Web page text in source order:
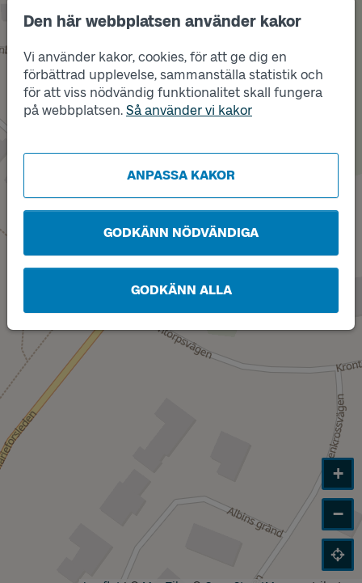
Den här webbplatsen använder kakor
Vi använder kakor, cookies, för att ge dig en
förbättrad upplevelse, sammanställa statistik och
för att viss nödvändig funktionalitet skall fungera
på webbplatsen. Så använder vi kakor
ANPASSA KAKOR
GODKÄNN NÖDVÄNDIGA
GODKÄNN ALLA
Läge
A
+
−